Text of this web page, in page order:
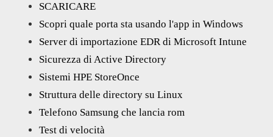
SCARICARE
Scopri quale porta sta usando l'app in Windows
Server di importazione EDR di Microsoft Intune
Sicurezza di Active Directory
Sistemi HPE StoreOnce
Struttura delle directory su Linux
Telefono Samsung che lancia rom
Test di velocità